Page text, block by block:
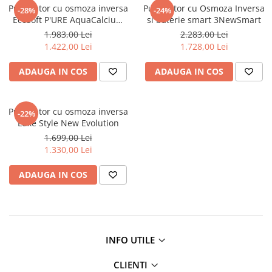
Lampi UV de schimb
Rezervoare
Medii de filtrare
Pompe de presiune
Conectori statie
Accesorii diverse
Robineti
-28%
Purificator cu osmoza inversa
Ecosoft P'URE AquaCalcium
75GPD cu pompa booster si
cadru metalic
1.983,00 Lei
1.422,00 Lei
ADAUGA IN COS
-24%
Purificator cu Osmoza Inversa
si baterie smart 3NewSmart
2.283,00 Lei
1.728,00 Lei
ADAUGA IN COS
-22%
Purificator cu osmoza inversa
Luxe Style New Evolution
1.699,00 Lei
1.330,00 Lei
ADAUGA IN COS
INFO UTILE
CLIENTI